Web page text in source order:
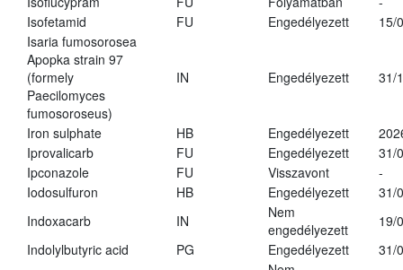
Isofetamid
FU Engedélyezett
15/
Isaria fumosorosea
Apopka strain 97
(formely
Paecilomyces
fumosoroseus)
IN Engedélyezett 31/
Iron sulphate HB Engedélyezett
Iprovalicarb
FU Engedélyezett
31/
Ipconazole
FU Visszavont
-
Iodosulfuron
HB Engedélyezett
31/
Indoxacarb
IN
Nem
engedélyezett
19/
Indolylbutyric acid
PG Engedélyezett
31/